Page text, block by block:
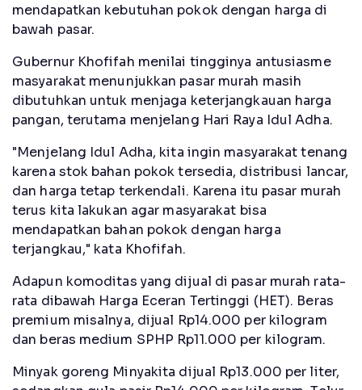
mendapatkan kebutuhan pokok dengan harga di
bawah pasar.
Gubernur Khofifah menilai tingginya antusiasme
masyarakat menunjukkan pasar murah masih
dibutuhkan untuk menjaga keterjangkauan harga
pangan, terutama menjelang Hari Raya Idul Adha.
"Menjelang Idul Adha, kita ingin masyarakat tenang
karena stok bahan pokok tersedia, distribusi lancar,
dan harga tetap terkendali. Karena itu pasar murah
terus kita lakukan agar masyarakat bisa
mendapatkan bahan pokok dengan harga
terjangkau," kata Khofifah.
Adapun komoditas yang dijual di pasar murah rata-
rata dibawah Harga Eceran Tertinggi (HET). Beras
premium misalnya, dijual Rp14.000 per kilogram
dan beras medium SPHP Rp11.000 per kilogram.
Minyak goreng Minyakita dijual Rp13.000 per liter,